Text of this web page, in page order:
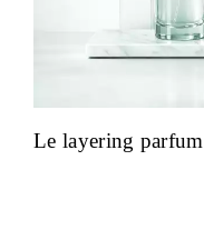
Le layering parfum